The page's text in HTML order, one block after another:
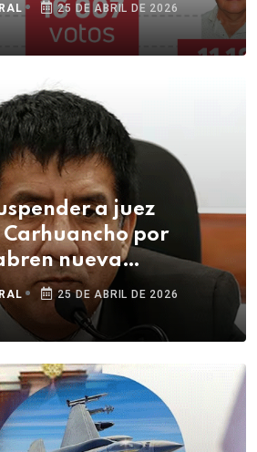
25 DE ABRIL DE 2026
a juez
Carhuancho por
nueva
disciplinaria
25 DE ABRIL DE 2026